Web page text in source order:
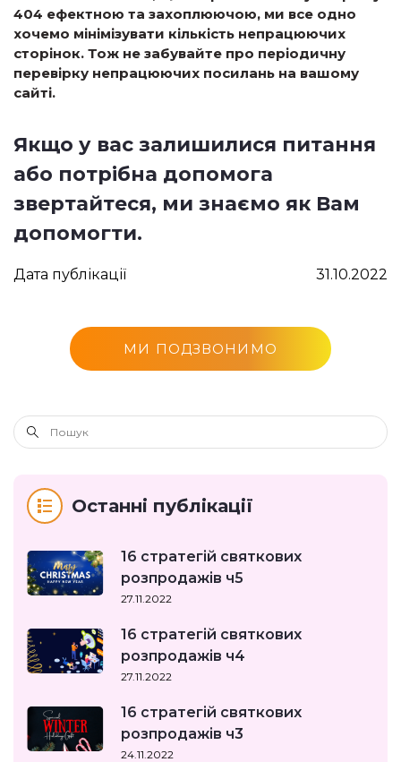
404 ефектною та захоплюючою, ми все одно
хочемо мінімізувати кількість непрацюючих
сторінок. Тож не забувайте про періодичну
перевірку непрацюючих посилань на вашому
сайті.
Якщо у вас залишилися питання
або потрібна допомога
звертайтеся, ми знаємо як Вам
допомогти.
Дата публікації 31.10.2022
МИ ПОДЗВОНИМО
Останні публікації
16 стратегій святкових
розпродажів ч5
27.11.2022
16 стратегій святкових
розпродажів ч4
27.11.2022
16 стратегій святкових
розпродажів ч3
24.11.2022